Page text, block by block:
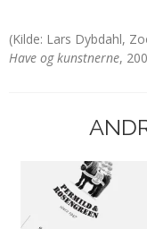
(Kilde: Lars Dybdahl,
Have og kunstnerne,